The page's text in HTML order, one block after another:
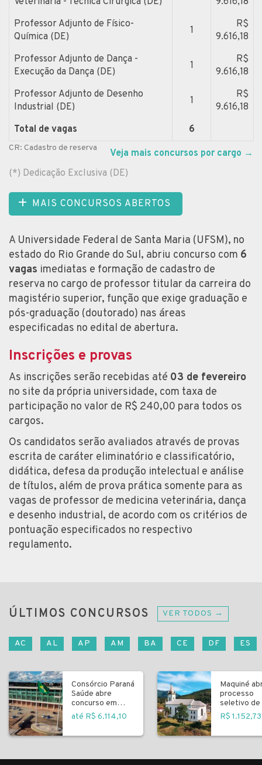
Professor Adjunto de Físico-
Química (DE)
1
R$
9.616,18
Professor Adjunto de Dança -
Execução da Dança (DE)
1
R$
9.616,18
Professor Adjunto de Desenho
Industrial (DE)
1
R$
9.616,18
Total de vagas
6
CR: Cadastro de reserva Veja mais concursos por cargo →
(*) Dedicação Exclusiva (DE)
MAIS CONCURSOS ABERTOS
A Universidade Federal de Santa Maria (UFSM), no
estado do Rio Grande do Sul, abriu concurso com 6
vagas imediatas e formação de cadastro de
reserva no cargo de professor titular da carreira do
magistério superior, função que exige graduação e
pós-graduação (doutorado) nas áreas
especificadas no edital de abertura.
Inscrições e provas
As inscrições serão recebidas até 03 de fevereiro
no site da própria universidade, com taxa de
participação no valor de R$ 240,00 para todos os
cargos.
Os candidatos serão avaliados através de provas
escrita de caráter eliminatório e classificatório,
didática, defesa da produção intelectual e análise
de títulos, além de prova prática somente para as
vagas de professor de medicina veterinária, dança
e desenho industrial, de acordo com os critérios de
pontuação especificados no respectivo
regulamento.
ÚLTIMOS CONCURSOS VER TODOS →
AC AL AP AM BA CE DF ES
Consórcio Paraná
Saúde abre
concurso em
Curitiba
até R$ 6.114,10
Maquiné
processo
seletivo de
R$ 1.152,73